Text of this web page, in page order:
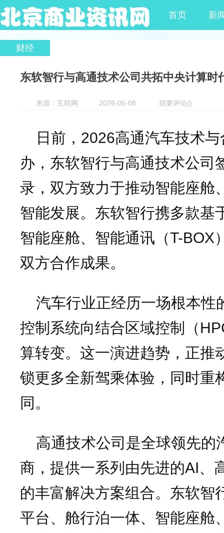
首页 新
财经
东软智行与高通技术公司共拓中央计算时
来源：互联网 2026-06-08 我要评论()
日前， 2026高通汽车技术
办，东软智行与高通技术公司
录，双方致力于推动智能座舱
智能发展。东软智行携多款基
智能座舱、智能通讯（T-BOX
双方合作成果。
汽车行业正经历一场根本性
控制系统向结合区域控制（
算转变。这一演进趋势，正推
锁更多全新驾乘体验，同时重
同。
高通技术公司是全球领先的
商，提供一系列由先进的AI、
的丰富解决方案组合。东软智
平台、舱行泊一体、智能座舱